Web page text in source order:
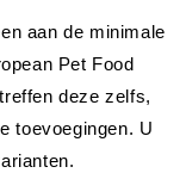
aan de minimale
Pet Food
deze zelfs,
toevoegingen. U